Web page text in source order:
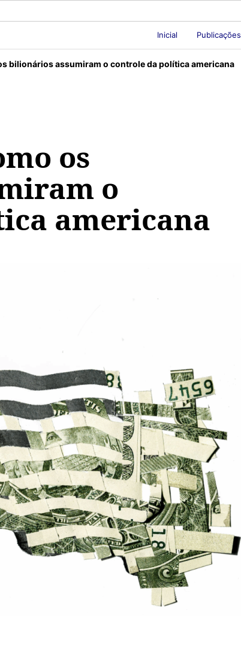
Inicial Publicações
bilionários assumiram o controle da política americana
os
o
americana